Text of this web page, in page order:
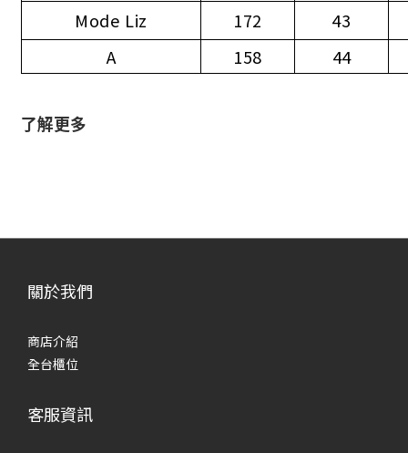
Mode Liz
172
43
A
158 44
了解更多
關於我們
商店介紹
全台櫃位
客服資訊